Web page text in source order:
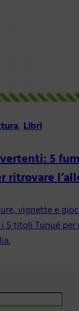
,Libri
5
ritrovare
vignette e
5 titoli Tunué per